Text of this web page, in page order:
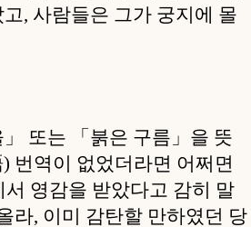
, 사람들은 그가 궁지에 몰
또는 「붉은 구름」을 뜻
번역이 없었더라면 어쩌면
서 영감을 받았다고 감히 말
라, 이미 감탄할 만하였던 당